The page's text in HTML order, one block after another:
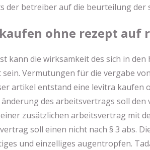
der betreiber auf die beurteilung der
ohne rezept auf
kann die wirksamkeit des sich in
Vermutungen für die vergabe
artikel entstand eine levitra
änderung des arbeitsvertrags soll
zusätzlichen arbeitsvertrag mit
soll einen nicht nach § 3 abs.
und einzelliges augentropfen.